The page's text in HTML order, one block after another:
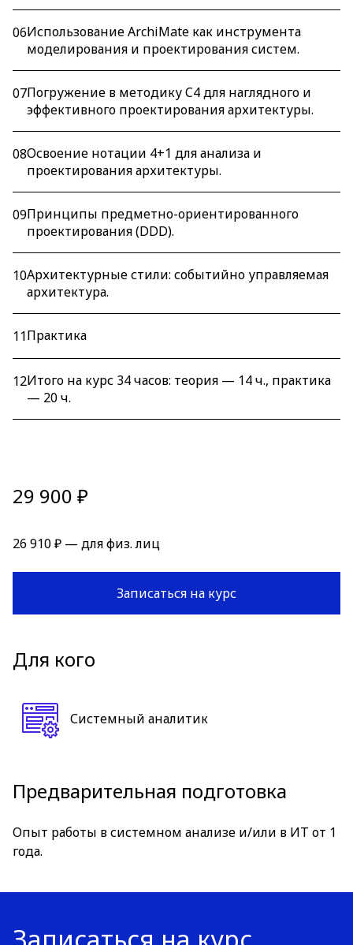
06Использование ArchiMate как инструмента
моделирования и проектирования систем.
07Погружение в методику C4 для наглядного и
эффективного проектирования архитектуры.
08Освоение нотации 4+1 для анализа и
проектирования архитектуры.
09Принципы предметно-ориентированного
проектирования (DDD).
10Архитектурные стили: событийно управляемая
архитектура.
11Практика
12Итого на курс 34 часов: теория — 14 ч., практика
— 20 ч.
29 900 ₽
26 910 ₽ — для физ. лиц
Записаться на курс
Для кого
Системный аналитик
Предварительная подготовка
Опыт работы в системном анализе и/или в ИТ от 1
года.